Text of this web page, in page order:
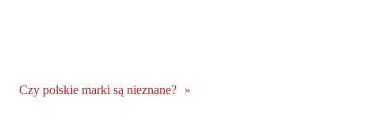
Czy polskie marki są nieznane? »